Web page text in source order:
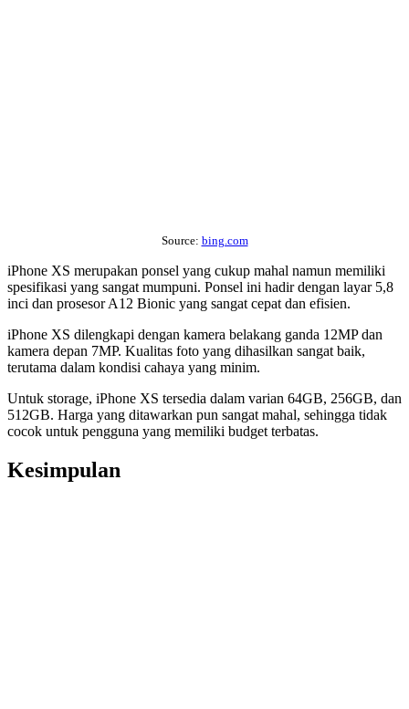
Source: bing.com
iPhone XS merupakan ponsel yang cukup mahal namun memiliki
spesifikasi yang sangat mumpuni. Ponsel ini hadir dengan layar 5,8
inci dan prosesor A12 Bionic yang sangat cepat dan efisien.
iPhone XS dilengkapi dengan kamera belakang ganda 12MP dan
kamera depan 7MP. Kualitas foto yang dihasilkan sangat baik,
terutama dalam kondisi cahaya yang minim.
Untuk storage, iPhone XS tersedia dalam varian 64GB, 256GB, dan
512GB. Harga yang ditawarkan pun sangat mahal, sehingga tidak
cocok untuk pengguna yang memiliki budget terbatas.
Kesimpulan